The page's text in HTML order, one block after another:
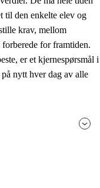
til den enkelte elev og
krav, mellom
for framtiden.
er et kjernespørsmål i
nytt hver dag av alle